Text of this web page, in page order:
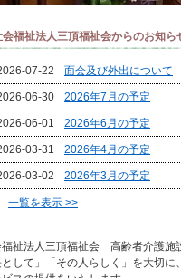
針​
会福祉法人三頂福祉会からのお知ら
07-22 面会及び外出について
06-30 2026年7月の予定
06-01 2026年6月の予定
03-31 2026年4月の予定
03-02 2026年3月の予定
一覧を表示 >>
祉法人三頂福祉会 高齢者介護施
して」「その人らしく」を大切